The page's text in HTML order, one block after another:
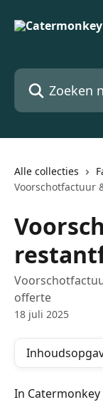
Zoeken naar
Alle collecties
Voorschotfactuur
offerte
18 juli 2025
In